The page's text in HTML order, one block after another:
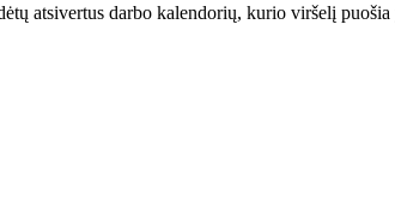
atsivertus darbo kalendorių, kurio viršelį